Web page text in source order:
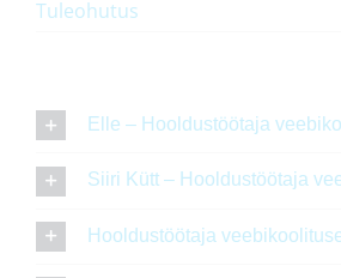
Tuleohutus
Elle – Hooldustöötaja
Siiri Kütt – Hooldustöötaja
Hooldustöötaja